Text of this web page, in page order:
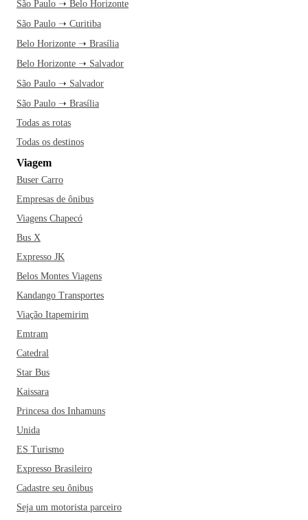
São Paulo ➝ Belo Horizonte
São Paulo ➝ Curitiba
Belo Horizonte ➝ Brasília
Belo Horizonte ➝ Salvador
São Paulo ➝ Salvador
São Paulo ➝ Brasília
Todas as rotas
Todas os destinos
Viagem
Buser Carro
Empresas de ônibus
Viagens Chapecó
Bus X
Expresso JK
Belos Montes Viagens
Kandango Transportes
Viação Itapemirim
Emtram
Catedral
Star Bus
Kaissara
Princesa dos Inhamuns
Unida
ES Turismo
Expresso Brasileiro
Cadastre seu ônibus
Seja um motorista parceiro